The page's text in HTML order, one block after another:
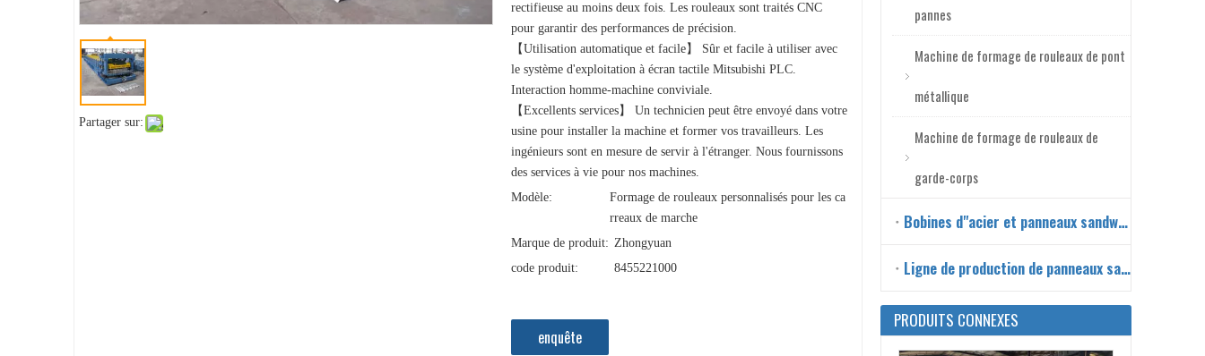
Partager sur:
rectifieuse au moins deux fois. Les rouleaux sont traités CNC
pour garantir des performances de précision.
【Utilisation automatique et facile】 Sûr et facile à utiliser avec
le système d'exploitation à écran tactile Mitsubishi PLC.
Interaction homme-machine conviviale.
【Excellents services】 Un technicien peut être envoyé dans votre
usine pour installer la machine et former vos travailleurs. Les
ingénieurs sont en mesure de servir à l'étranger. Nous fournissons
des services à vie pour nos machines.
Modèle:
Formage de rouleaux personnalisés pour les ca
rreaux de marche
Marque de produit: Zhongyuan
code produit:
8455221000
enquête
pannes
Machine de formage de rouleaux de pont
métallique
Machine de formage de rouleaux de
garde-corps
Bobines d"acier et panneaux sandwich
Ligne de production de panneaux sandwich
PRODUITS CONNEXES
Machine de formage de rouleaux de carreaux espagnols, nouveau style, à vendre